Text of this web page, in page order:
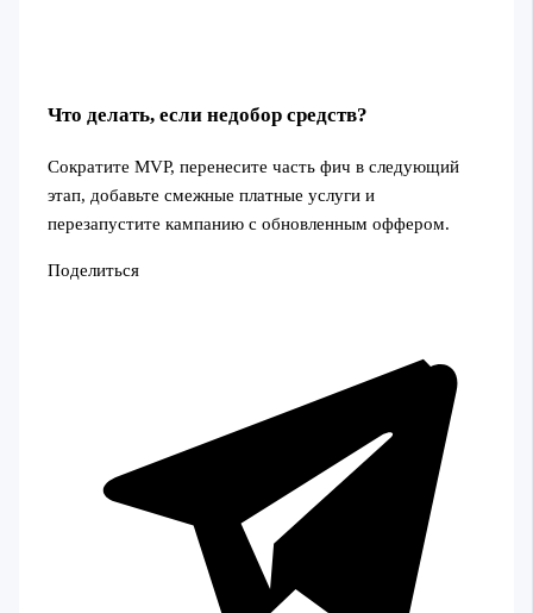
Что делать, если недобор средств?
Сократите MVP, перенесите часть фич в следующий
этап, добавьте смежные платные услуги и
перезапустите кампанию с обновленным оффером.
Поделиться